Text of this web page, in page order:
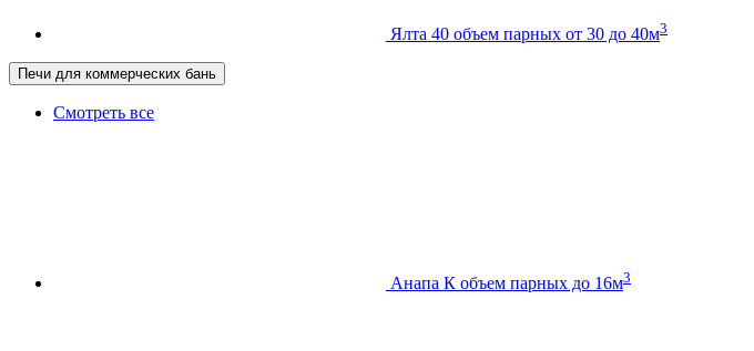
Ялта 40 объем парных от 30 до 40м3
Печи для коммерческих бань
Смотреть все
Анапа К объем парных до 16м3